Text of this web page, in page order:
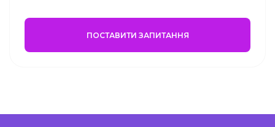
ПОСТАВИТИ ЗАПИТАННЯ